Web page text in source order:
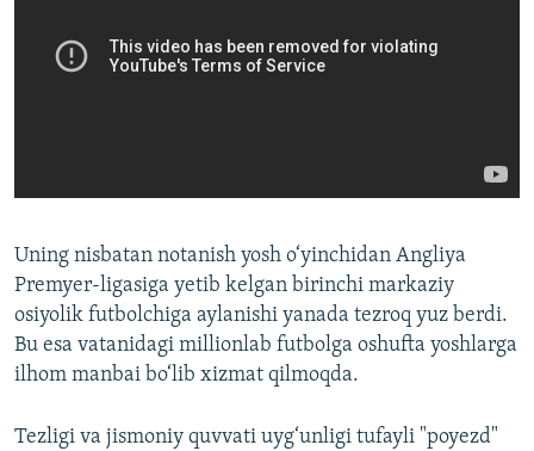
Uning nisbatan notanish yosh o‘yinchidan Angliya
Premyer-ligasiga yetib kelgan birinchi markaziy
osiyolik futbolchiga aylanishi yanada tezroq yuz berdi.
Bu esa vatanidagi millionlab futbolga oshufta yoshlarga
ilhom manbai bo‘lib xizmat qilmoqda.
Tezligi va jismoniy quvvati uyg‘unligi tufayli "poyezd"